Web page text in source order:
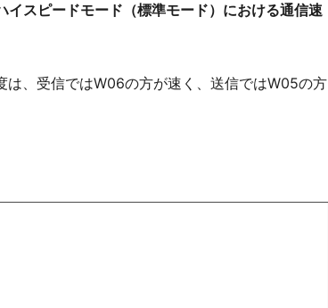
スピードモード（標準モード）における通信速
、受信ではW06の方が速く、送信ではW05の方